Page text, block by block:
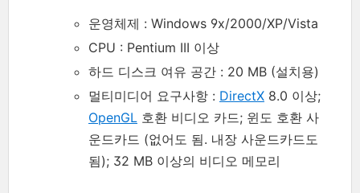
운영체제 : Windows 9x/2000/XP/Vista
CPU : Pentium III 이상
하드 디스크 여유 공간 : 20 MB (설치용)
멀티미디어 요구사항 : DirectX 8.0 이상;
OpenGL 호환 비디오 카드; 윈도 호환 사
운드카드 (없어도 됨. 내장 사운드카드도
됨); 32 MB 이상의 비디오 메모리